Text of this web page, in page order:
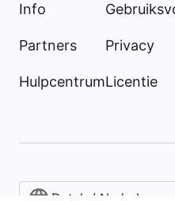
Info
Partners
Hulpcentrum
Privacy
Licentie
Dutch / Nederlands‎